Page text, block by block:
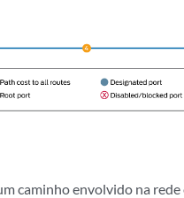
caminho envolvido na rede